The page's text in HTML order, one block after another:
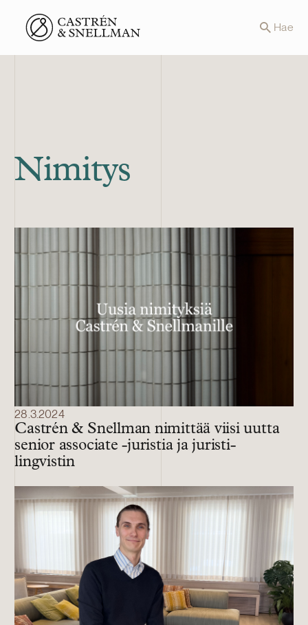
Front page Hae
Nimitys
28.3.2024
Castrén & Snellman nimittää viisi uutta
senior associate -juristia ja juristi-
lingvistin